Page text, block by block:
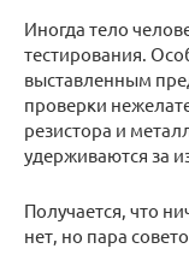
Иногда тело
тестирования.
выставленным
проверки
резистора и
удерживаются за
Получается, что
нет, но пара